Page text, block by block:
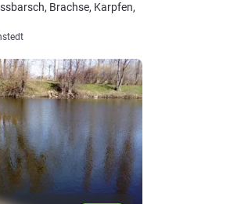
Brachse, Karpfen,